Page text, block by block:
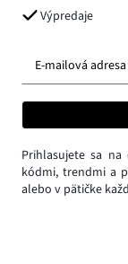
Výpredaje
E-mailová
Prihlasujete sa
kódmi, trendmi a
alebo v pätičke